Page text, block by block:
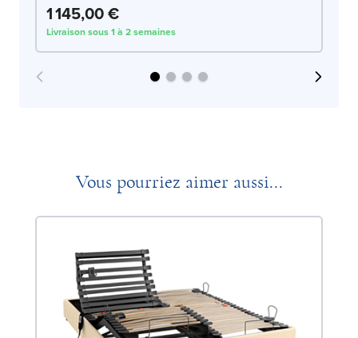
1 145,00 €
Livraison sous 1 à 2 semaines
Vous pourriez aimer aussi...